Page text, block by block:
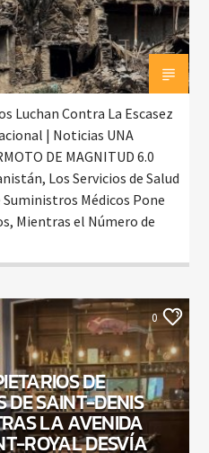
Luchan Contra La Escasez
| Noticias UNA
DE MAGNITUD 6.0
Los Servicios de Salud
Médicos Pone
Mientras el Número de
0
DE
DE SAINT-DENIS
LA AVENIDA
ROYAL DESVÍA